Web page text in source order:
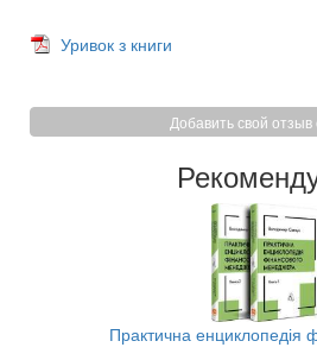
Уривок з книги
Добавить свой отзыв
Практична енциклопедія